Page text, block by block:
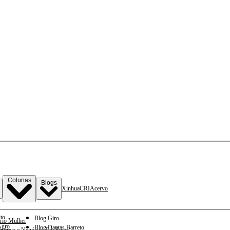
Colunas
Mulher
Blogs
Blog Giro
Blog Dantas Barreto
XinhuaCRIAcervo